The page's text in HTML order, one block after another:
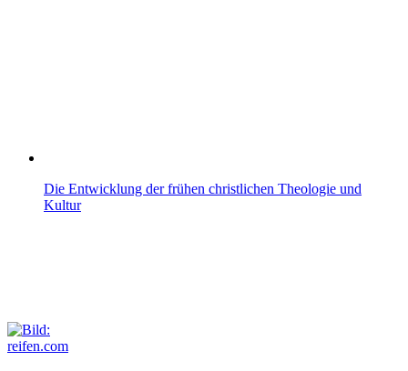
Die Entwicklung der frühen christlichen Theologie und
Kultur